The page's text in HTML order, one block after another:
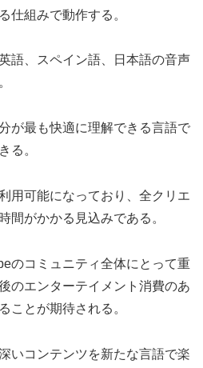
仕組みで動作する。
語、スペイン語、日本語の音声
が最も快適に理解できる言語で
る。
用可能になっており、全クリエ
間がかかる見込みである。
のコミュニティ全体にとって重
のエンターテイメント消費のあ
ことが期待される。
いコンテンツを新たな言語で楽